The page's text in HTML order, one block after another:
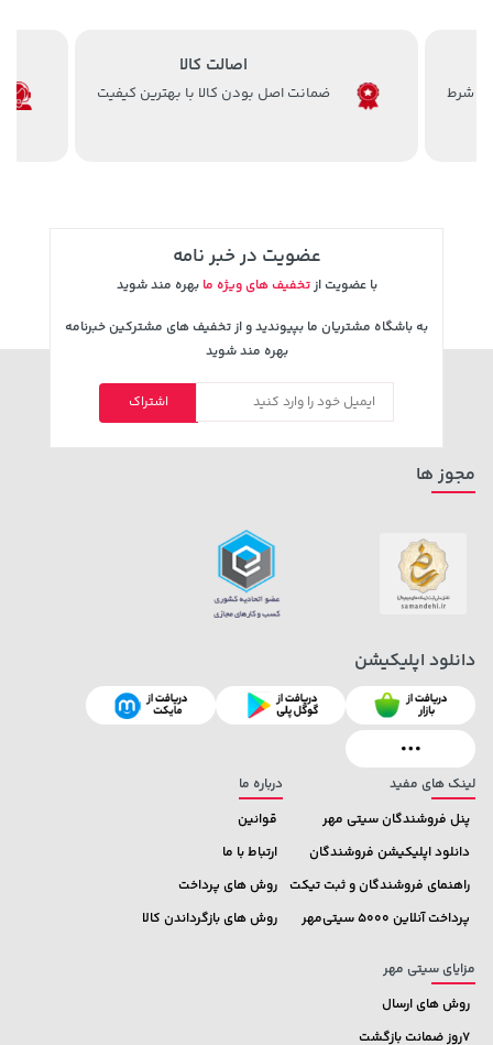
6,580,000
خرید 27,630,000 تومان
خرید 315,900 تومان
141,000 تومان
165,900
اصالت کالا
ضمانت اصل بودن کالا با بهترین کیفیت
عضویت در خبر نامه
با عضویت ازتخفیف های ویژه ما بهره مند شوید
به باشگاه مشتریان ما بپیوندید و از تخفیف های مشترکین خبرنامه
بهره مند شوید
اشتراک
لینک های مفید
پنل فروشندگان سیتی مهر
دانلود اپلیکیشن فروشندگان
راهنمای فروشندگان و ثبت تیکت
پرداخت آنلاین 5000 سیتی‌مهر
درباره ما
قوانین
ارتباط با ما
روش های پرداخت
روش های بازگرداندن کالا
مزایای سیتی مهر
روش های ارسال
7روز ضمانت بازگشت
مجوز ها
دانلود اپلیکیشن